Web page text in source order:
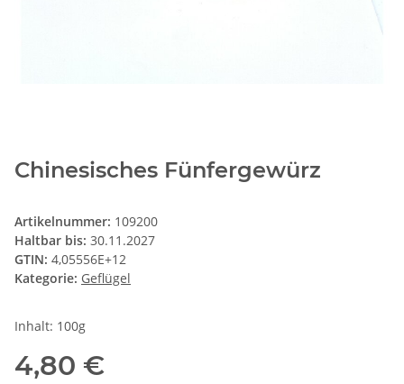
Chinesisches Fünfergewürz
Artikelnummer: 109200
Haltbar bis: 30.11.2027
GTIN: 4,05556E+12
Kategorie: Geflügel
Inhalt: 100g
4,80 €